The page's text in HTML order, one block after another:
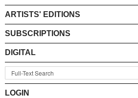
ARTISTS' EDITIONS
SUBSCRIPTIONS
DIGITAL
LOGIN